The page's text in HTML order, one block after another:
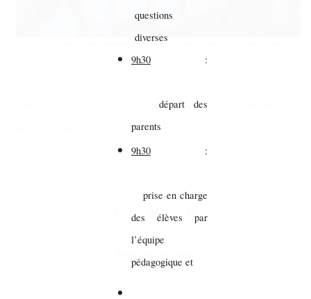
questions
diverses
9h30 :
départ des
parents
9h30 :
prise en charge
des élèves par
l’équipe
pédagogique et
presidente-de-la-region-bretagne-en-visite-au-lycee-jean-monnet-de-
quintin-a53fad2e-9eb3-11f0-bf1a-3bcb4c47ce60